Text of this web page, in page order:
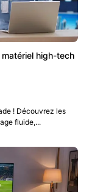
high-tech
! Découvrez les
fluide,...